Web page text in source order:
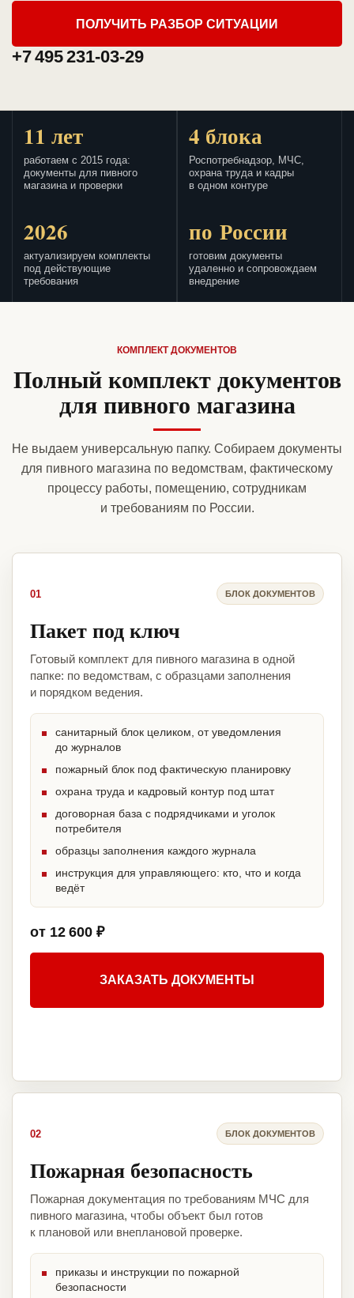
ПОЛУЧИТЬ РАЗБОР СИТУАЦИИ
+7 495 231-03-29
11 лет
работаем с 2015 года:
документы для пивного
магазина и проверки
4 блока
Роспотребнадзор, МЧС,
охрана труда и кадры
в одном контуре
2026
актуализируем комплекты
под действующие
требования
по России
готовим документы
удаленно и сопровождаем
внедрение
КОМПЛЕКТ ДОКУМЕНТОВ
Полный комплект документов
для пивного магазина
Не выдаем универсальную папку. Собираем документы
для пивного магазина по ведомствам, фактическому
процессу работы, помещению, сотрудникам
и требованиям по России.
01 БЛОК ДОКУМЕНТОВ
Пакет под ключ
Готовый комплект для пивного магазина в одной
папке: по ведомствам, с образцами заполнения
и порядком ведения.
санитарный блок целиком, от уведомления
до журналов
пожарный блок под фактическую планировку
охрана труда и кадровый контур под штат
договорная база с подрядчиками и уголок
потребителя
образцы заполнения каждого журнала
инструкция для управляющего: кто, что и когда
ведёт
от 12 600 ₽
ЗАКАЗАТЬ ДОКУМЕНТЫ
02 БЛОК ДОКУМЕНТОВ
Пожарная безопасность
Пожарная документация по требованиям МЧС для
пивного магазина, чтобы объект был готов
к плановой или внеплановой проверке.
приказы и инструкции по пожарной
безопасности